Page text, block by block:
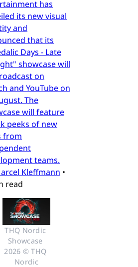
has
its new visual
and
that its
Days - Late
showcase will
on
and YouTube on
The
will feature
peeks of new
from
teams.
Kleffmann •
read
THQ Nordic
Showcase
2026 © THQ
Nordic